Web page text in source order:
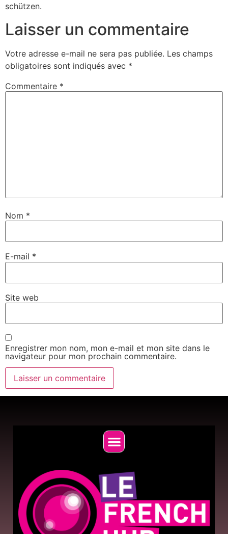
schützen.
Laisser un commentaire
Votre adresse e-mail ne sera pas publiée. Les champs
obligatoires sont indiqués avec *
Commentaire *
Nom *
E-mail *
Site web
Enregistrer mon nom, mon e-mail et mon site dans le
navigateur pour mon prochain commentaire.